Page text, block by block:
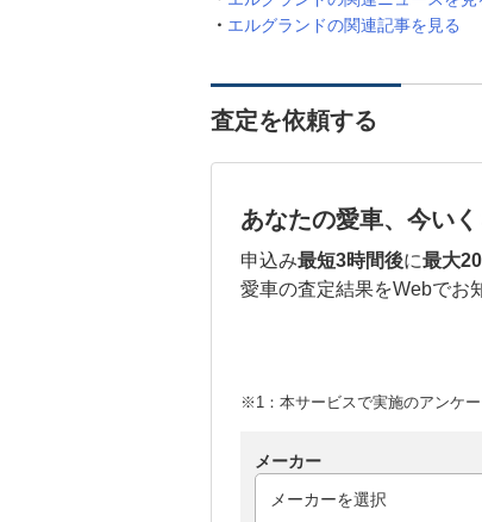
エルグランドの関連記事を見る
査定を依頼する
あなたの愛車、今いく
申込み最短3時間後に最大
愛車の査定結果をWebでお
※1：本サービスで実施のアンケー
メーカー